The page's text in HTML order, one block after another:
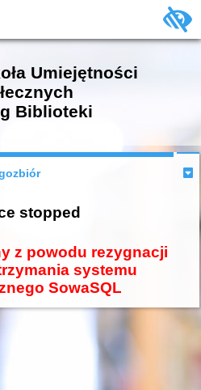
Umiejętności
Biblioteki
stopped
z powodu rezygnacji
systemu
SowaSQL